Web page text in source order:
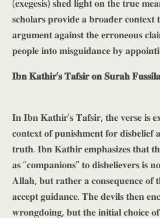
(𝐞𝐱𝐞𝐠𝐞𝐬𝐢𝐬) 𝐬𝐡𝐞𝐝 𝐥𝐢𝐠𝐡𝐭 𝐨𝐧 𝐭𝐡𝐞 𝐭𝐫𝐮𝐞
𝐬𝐜𝐡𝐨𝐥𝐚𝐫𝐬 𝐩𝐫𝐨𝐯𝐢𝐝𝐞 𝐚 𝐛𝐫𝐨𝐚𝐝𝐞𝐫 𝐜𝐨𝐧𝐭𝐞𝐱𝐭
𝐚𝐫𝐠𝐮𝐦𝐞𝐧𝐭 𝐚𝐠𝐚𝐢𝐧𝐬𝐭 𝐭𝐡𝐞 𝐞𝐫𝐫𝐨𝐧𝐞𝐨𝐮𝐬
𝐩𝐞𝐨𝐩𝐥𝐞 𝐢𝐧𝐭𝐨 𝐦𝐢𝐬𝐠𝐮𝐢𝐝𝐚𝐧𝐜𝐞 𝐛𝐲
𝐈𝐛𝐧 𝐊𝐚𝐭𝐡𝐢𝐫’𝐬 𝐓𝐚𝐟𝐬𝐢𝐫 𝐨𝐧 𝐒𝐮𝐫𝐚𝐡
𝐈𝐧 𝐈𝐛𝐧 𝐊𝐚𝐭𝐡𝐢𝐫’𝐬 𝐓𝐚𝐟𝐬𝐢𝐫, 𝐭𝐡𝐞 𝐯𝐞𝐫𝐬𝐞 𝐢𝐬
𝐜𝐨𝐧𝐭𝐞𝐱𝐭 𝐨𝐟 𝐩𝐮𝐧𝐢𝐬𝐡𝐦𝐞𝐧𝐭 𝐟𝐨𝐫 𝐝𝐢𝐬𝐛𝐞𝐥𝐢𝐞𝐟
𝐭𝐫𝐮𝐭𝐡. 𝐈𝐛𝐧 𝐊𝐚𝐭𝐡𝐢𝐫 𝐞𝐦𝐩𝐡𝐚𝐬𝐢𝐳𝐞𝐬 𝐭𝐡𝐚𝐭
𝐚𝐬 “𝐜𝐨𝐦𝐩𝐚𝐧𝐢𝐨𝐧𝐬” 𝐭𝐨 𝐝𝐢𝐬𝐛𝐞𝐥𝐢𝐞𝐯𝐞𝐫𝐬 𝐢𝐬
𝐀𝐥𝐥𝐚𝐡, 𝐛𝐮𝐭 𝐫𝐚𝐭𝐡𝐞𝐫 𝐚 𝐜𝐨𝐧𝐬𝐞𝐪𝐮𝐞𝐧𝐜𝐞 𝐨𝐟
𝐚𝐜𝐜𝐞𝐩𝐭 𝐠𝐮𝐢𝐝𝐚𝐧𝐜𝐞. 𝐓𝐡𝐞 𝐝𝐞𝐯𝐢𝐥𝐬 𝐭𝐡𝐞𝐧
𝐰𝐫𝐨𝐧𝐠𝐝𝐨𝐢𝐧𝐠, 𝐛𝐮𝐭 𝐭𝐡𝐞 𝐢𝐧𝐢𝐭𝐢𝐚𝐥 𝐜𝐡𝐨𝐢𝐜𝐞